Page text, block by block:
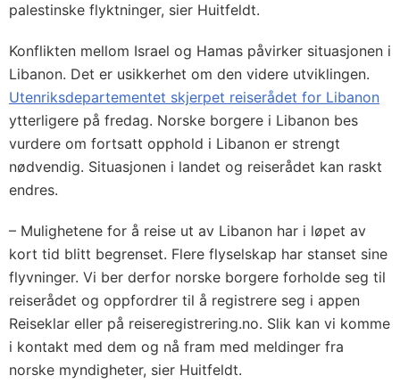
palestinske flyktninger, sier Huitfeldt.
Konflikten mellom Israel og Hamas påvirker situasjonen i
Libanon. Det er usikkerhet om den videre utviklingen.
Utenriksdepartementet skjerpet reiserådet for Libanon
ytterligere på fredag. Norske borgere i Libanon bes
vurdere om fortsatt opphold i Libanon er strengt
nødvendig. Situasjonen i landet og reiserådet kan raskt
endres.
– Mulighetene for å reise ut av Libanon har i løpet av
kort tid blitt begrenset. Flere flyselskap har stanset sine
flyvninger. Vi ber derfor norske borgere forholde seg til
reiserådet og oppfordrer til å registrere seg i appen
Reiseklar eller på reiseregistrering.no. Slik kan vi komme
i kontakt med dem og nå fram med meldinger fra
norske myndigheter, sier Huitfeldt.